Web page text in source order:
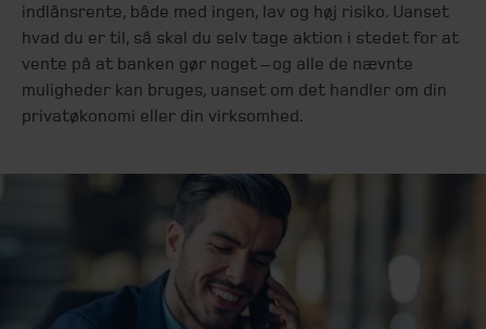
indlånsrente, både med ingen, lav og høj risiko. Uanset
hvad du er til, så skal du selv tage aktion i stedet for at
vente på at banken gør noget – og alle de nævnte
muligheder kan bruges, uanset om det handler om din
privatøkonomi eller din virksomhed.